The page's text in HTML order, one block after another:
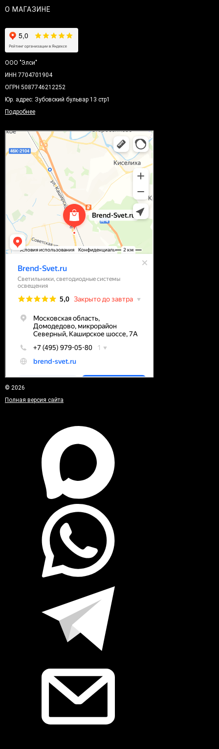
О МАГАЗИНЕ
ООО "Элси"
ИНН 7704701904
ОГРН 5087746212252
Юр. адрес: Зубовский бульвар 13 стр1
Подробнее
© 2026
Полная версия сайта